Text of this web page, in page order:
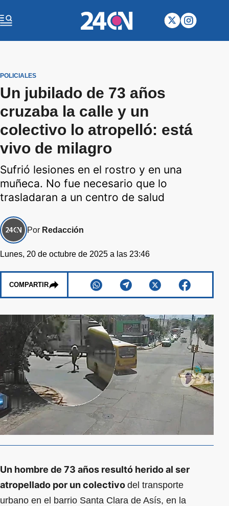
POLICIALES
Un jubilado de 73 años
cruzaba la calle y un
colectivo lo atropelló: está
vivo de milagro
Sufrió lesiones en el rostro y en una
muñeca. No fue necesario que lo
trasladaran a un centro de salud
Por Redacción
Lunes, 20 de octubre de 2025 a las 23:46
COMPARTIR
Un hombre de 73 años resultó herido al ser
atropellado por un colectivo del transporte
urbano en el barrio Santa Clara de Asís, en la